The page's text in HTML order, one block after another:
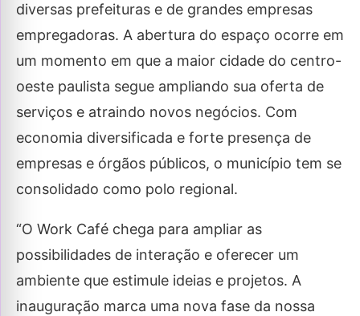
diversas prefeituras e de grandes empresas
empregadoras. A abertura do espaço ocorre em
um momento em que a maior cidade do centro-
oeste paulista segue ampliando sua oferta de
serviços e atraindo novos negócios. Com
economia diversificada e forte presença de
empresas e órgãos públicos, o município tem se
consolidado como polo regional.
“O Work Café chega para ampliar as
possibilidades de interação e oferecer um
ambiente que estimule ideias e projetos. A
inauguração marca uma nova fase da nossa